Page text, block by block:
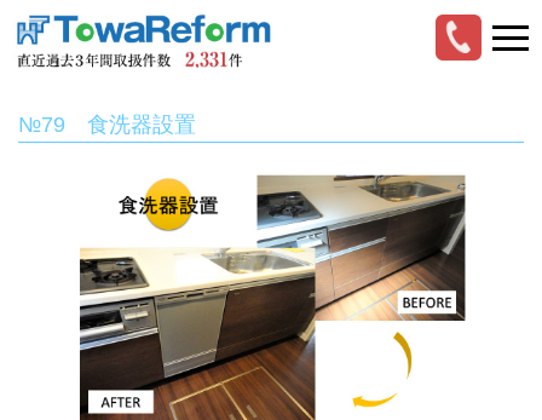
№79 食洗器設置